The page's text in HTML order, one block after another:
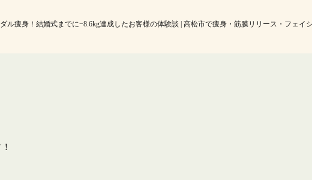
ル痩身！結婚式までに−8.6kg達成したお客様の体験談 | 高松市で痩身・筋膜リリース・フェイ